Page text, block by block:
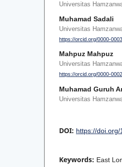
Universitas
Muhamad Sadali
Universitas
https://orcid.org/0000-
Mahpuz Mahpuz
Universitas
https://orcid.org/0000-
Muhamad Guruh
Universitas
DOI: https://
Keywords: East